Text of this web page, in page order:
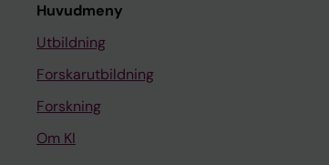
Huvudmeny
Utbildning
Forskarutbildning
Forskning
Om KI